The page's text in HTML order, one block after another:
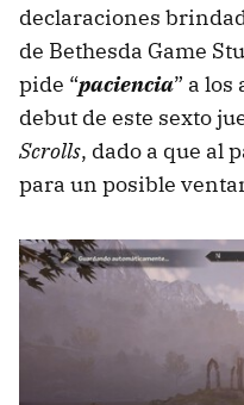
declaraciones
de Bethesda Game
pide “paciencia” a
debut de este sexto
Scrolls, dado a que al
para un posible